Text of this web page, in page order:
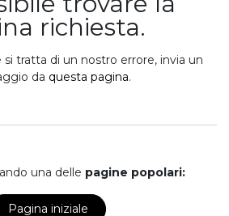
richiesta.
tratta di un nostro errore, invia un
da questa pagina.
una delle pagine popolari:
Pagina iniziale